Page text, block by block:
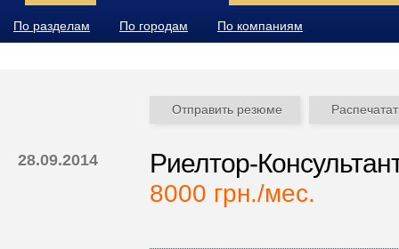
По разделам По городам По компаниям
Отправить резюме
28.09.2014 Риелтор-
8000 грн./мес.